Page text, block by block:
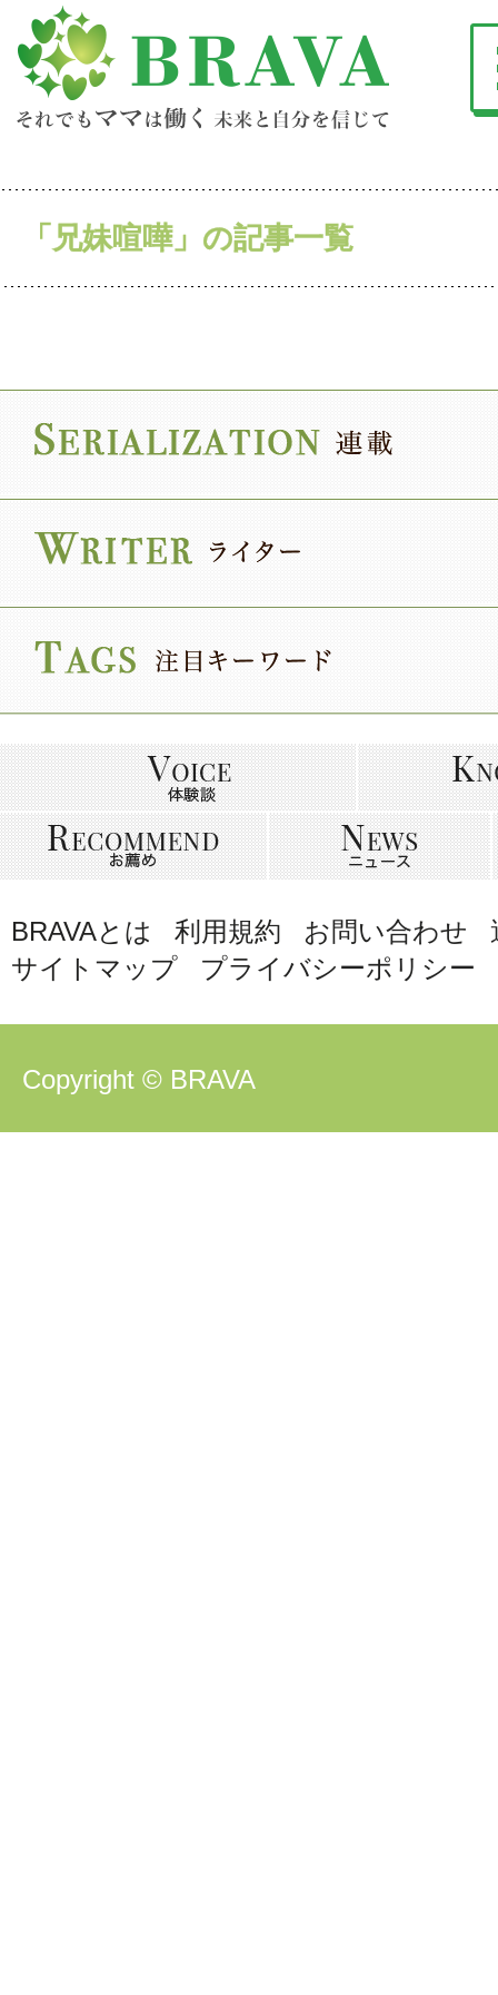
「兄妹喧嘩」の記事一覧
BRAVAとは 利用規約 お問い合わせ
サイトマップ
プライバシーポリシー
Copyright © BRAVA